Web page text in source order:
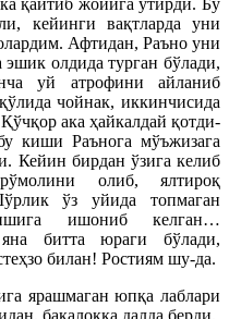
қайтиб жойи­­га ўтирди. Бу
кейинги вақтларда уни
Афтидан, Раъно уни
олдида турган бўлади,
уй атрофини айланиб
чойнак, иккинчисида
ака ҳайкалдай қотди-
киши Раънога мўъжизага
Кейин бирдан ўзига келиб
олиб, ялтироқ
ўз уйида топмаган
ишониб келган…
битта юраги бўлади,
билан! Ростиям шу-да.
ярашмаган юпқа лаблари
бақалоққа далда берди.